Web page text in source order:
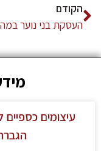
הקודם
עיצומים